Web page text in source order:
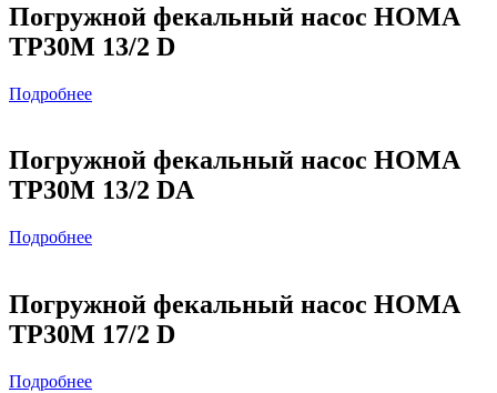
Погружной фекальный насос HOMA
TP30M 13/2 D
Подробнее
Погружной фекальный насос HOMA
TP30M 13/2 DA
Подробнее
Погружной фекальный насос HOMA
TP30M 17/2 D
Подробнее